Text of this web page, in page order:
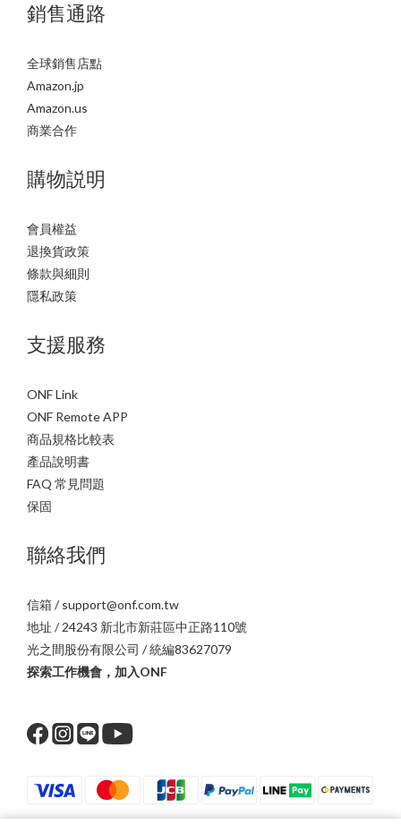
銷售通路
全球銷售店點
Amazon.jp
Amazon.us
商業合作
購物説明
會員權益
退換貨政策
條款與細則
隱私政策
支援服務
ONF Link
ONF Remote APP
商品規格比較表
產品說明書
FAQ 常見問題
保固
聯絡我們
信箱 / support@onf.com.tw
地址 / 24243 新北市新莊區中正路110號
光之間股份有限公司 / 統編83627079
探索工作機會，加入ONF